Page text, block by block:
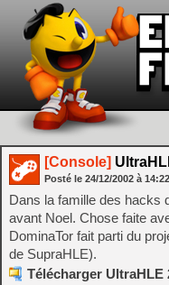
[Console]
Posté le 24/12/2002 à 14:22
Dans la famille des hacks
avant Noel. Chose faite
DominaTor fait parti du
de SupraHLE).
Télécharger UltraHLE